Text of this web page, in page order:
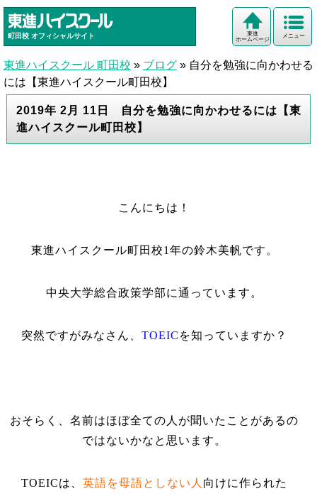
町田校 オフィシャルサイト メニュー
東進
ホームページ
東進ハイスクール 町田校 » ブログ » 自分を勉強に向かわせる
には【東進ハイスクール町田校】
2019年 2月 11日 自分を勉強に向かわせるには【東
進ハイスクール町田校】
こんにちは！
東進ハイスクール町田校1 年の鈴木美帆です。
中央大学総合政策学部に通っています。
突然ですがみなさん、TOEIC を知っていますか？
おそらく、名前はほぼ全ての人が聞いたことがあるの
ではないかなと思います。
TOEICは、英語を母語としない人 向けに作られた